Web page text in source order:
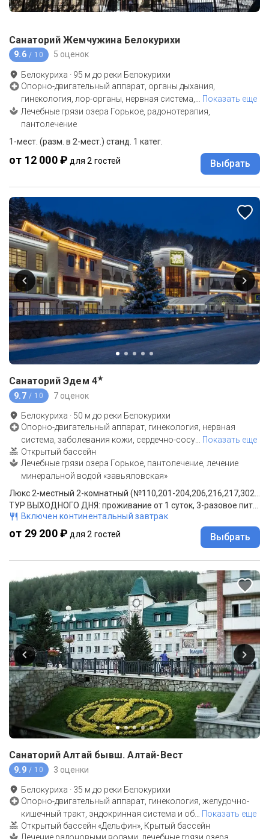
Санаторий Жемчужина Белокурихи
9.6 / 10 5 оценок
Белокуриха · 95 м до реки Белокурихи
Опорно-двигательный аппарат, органы дыхания,
гинекология, лор-органы, нервная система,
Показать еще
Лечебные грязи озера Горькое, радонотерапия,
пантолечение
1-мест. (разм. в 2-мест.) станд. 1 катег.
от 12 000 ₽ для 2 гостей Выбрать
Санаторий Эдем 4★
9.7 / 10 7 оценок
Белокуриха · 50 м до реки Белокурихи
Опорно-двигательный аппарат, гинекология, нервная
система, заболевания кожи, сердечно-сосу… Показать еще
Открытый бассейн
Лечебные грязи озера Горькое, пантолечение, лечение
минеральной водой «завьяловская»
Люкс 2-местный 2-комнатный (№110,201-204,206,216,217,302,305,306,310)
ТУР ВЫХОДНОГО ДНЯ: проживание от 1 суток, 3-разовое питание (шведский стол)
Включен континентальный завтрак
от 29 200 ₽ для 2 гостей Выбрать
Санаторий Алтай бывш. Алтай-Вест
9.9 / 10 3 оценки
Белокуриха · 35 м до реки Белокурихи
Опорно-двигательный аппарат, гинекология, желудочно-
кишечный тракт, эндокринная система и об
Показать еще
Открытый бассейн «Дельфин», Крытый бассейн